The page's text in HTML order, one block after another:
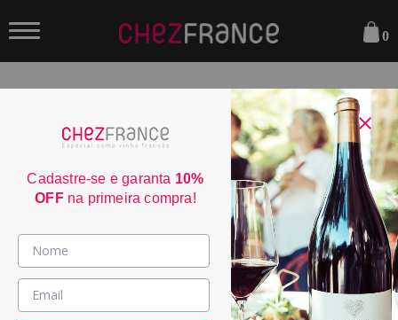
Vinhos >
País / Região >
0
ORDENAR POR:
Cadastre-se e garanta 10%
OFFna primeira compra!